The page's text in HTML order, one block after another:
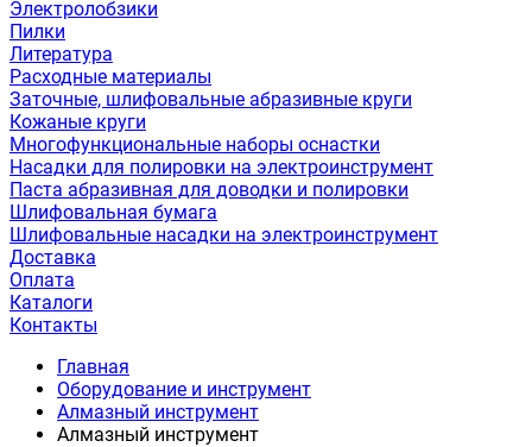
Электролобзики
Пилки
Литература
Расходные материалы
Заточные, шлифовальные абразивные круги
Кожаные круги
Многофункциональные наборы оснастки
Насадки для полировки на электроинструмент
Паста абразивная для доводки и полировки
Шлифовальная бумага
Шлифовальные насадки на электроинструмент
Доставка
Оплата
Каталоги
Контакты
Главная
Оборудование и инструмент
Алмазный инструмент
Алмазный инструмент